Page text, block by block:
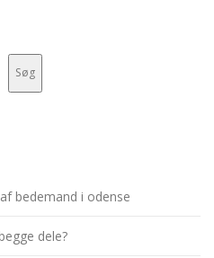
Søg
bedemand i odense
dele?